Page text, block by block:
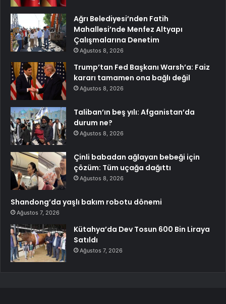
Ağrı Belediyesi’nden Fatih
Mahallesi’nde Menfez Altyapı
Çalışmalarına Denetim
Ağustos 8, 2026
Trump’tan Fed Başkanı Warsh’a: Faiz
kararı tamamen ona bağlı değil
Ağustos 8, 2026
Taliban’ın beş yılı: Afganistan’da
durum ne?
Ağustos 8, 2026
Çinli babadan ağlayan bebeği için
çözüm: Tüm uçağa dağıttı
Ağustos 8, 2026
Shandong’da yaşlı bakım robotu dönemi
Ağustos 7, 2026
Kütahya’da Dev Tosun 600 Bin Liraya
Satıldı
Ağustos 7, 2026